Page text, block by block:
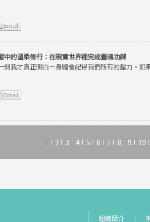
中的溫柔修行：在現實世界裡完成靈魂功課
刻我才真正明白－身體會記得我們所有的壓力。如
1 2 3 4 5 6 7 8 9 10
組織簡介